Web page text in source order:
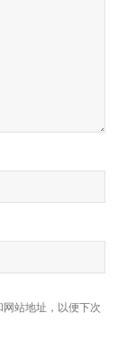
站地址，以便下次